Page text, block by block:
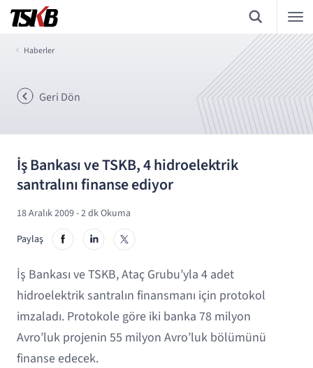
Haberler
Geri Dön
İş Bankası ve TSKB, 4 hidroelektrik
santralını finanse ediyor
18 Aralık 2009- 2 dk Okuma
Paylaş
İş Bankası ve TSKB, Ataç Grubu’yla 4 adet
hidroelektrik santralın finansmanı için protokol
imzaladı. Protokole göre iki banka 78 milyon
Avro’luk projenin 55 milyon Avro’luk bölümünü
finanse edecek.